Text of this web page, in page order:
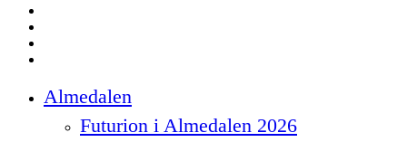
Menu
Almedalen
Futurion i Almedalen 2026